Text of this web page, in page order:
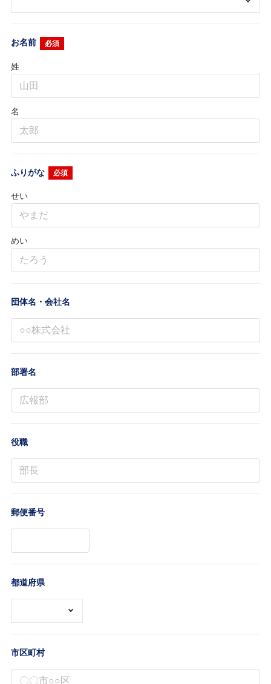
お名前 必須
姓
名
ふりがな 必須
せい
めい
団体名・会社名
部署名
役職
郵便番号
都道府県
市区町村